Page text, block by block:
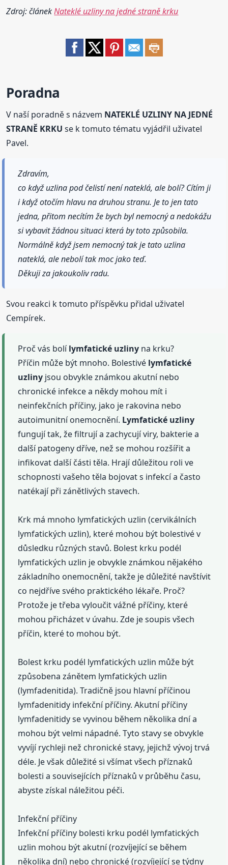
Zdroj: článekNateklé uzliny na jedné straně krku
Poradna
V naší poradně s názvem NATEKLÉ UZLINY NA JEDNÉ
STRANĚ KRKU se k tomuto tématu vyjádřil uživatel
Pavel.
Zdravím,
co když uzlina pod čelistí není nateklá, ale bolí? Cítím ji
i když otočím hlavu na druhou stranu. Je to jen tato
jedna, přitom necítím že bych byl nemocný a nedokážu
si vybavit žádnou situaci která by toto způsobila.
Normálně když jsem nemocný tak je tato uzlina
nateklá, ale nebolí tak moc jako teď.
Děkuji za jakoukoliv radu.
Svou reakci k tomuto příspěvku přidal uživatel
Cempírek.
Proč vás bolílymfatické uzliny na krku?
Příčin může být mnoho. Bolestivé lymfatické
uzliny jsou obvykle známkou akutní nebo
chronické infekce a někdy mohou mít i
neinfekčních příčiny, jako je rakovina nebo
autoimunitní onemocnění. Lymfatické uzliny
fungují tak, že filtrují a zachycují viry, bakterie a
další patogeny dříve, než se mohou rozšířit a
infikovat další části těla. Hrají důležitou roli ve
schopnosti vašeho těla bojovat s infekcí a často
natékají při zánětlivých stavech.
Krk má mnoho lymfatických uzlin (cervikálních
lymfatických uzlin), které mohou být bolestivé v
důsledku různých stavů. Bolest krku podél
lymfatických uzlin je obvykle známkou nějakého
základního onemocnění, takže je důležité navštívit
co nejdříve svého praktického lékaře. Proč?
Protože je třeba vyloučit vážné příčiny, které
mohou přicházet v úvahu. Zde je soupis všech
příčin, které to mohou být.
Bolest krku podél lymfatických uzlin může být
způsobena zánětem lymfatických uzlin
(lymfadenitida). Tradičně jsou hlavní příčinou
lymfadenitidy infekční příčiny. Akutní příčiny
lymfadenitidy se vyvinou během několika dní a
mohou být velmi nápadné. Tyto stavy se obvykle
vyvíjí rychleji než chronické stavy, jejichž vývoj trvá
déle. Je však důležité si všímat všech příznaků
bolesti a souvisejících příznaků v průběhu času,
abyste získal náležitou péči.
Infekční příčiny
Infekční příčiny bolesti krku podél lymfatických
uzlin mohou být akutní (rozvíjející se během
několika dní) nebo chronické (rozvíjející se týdny